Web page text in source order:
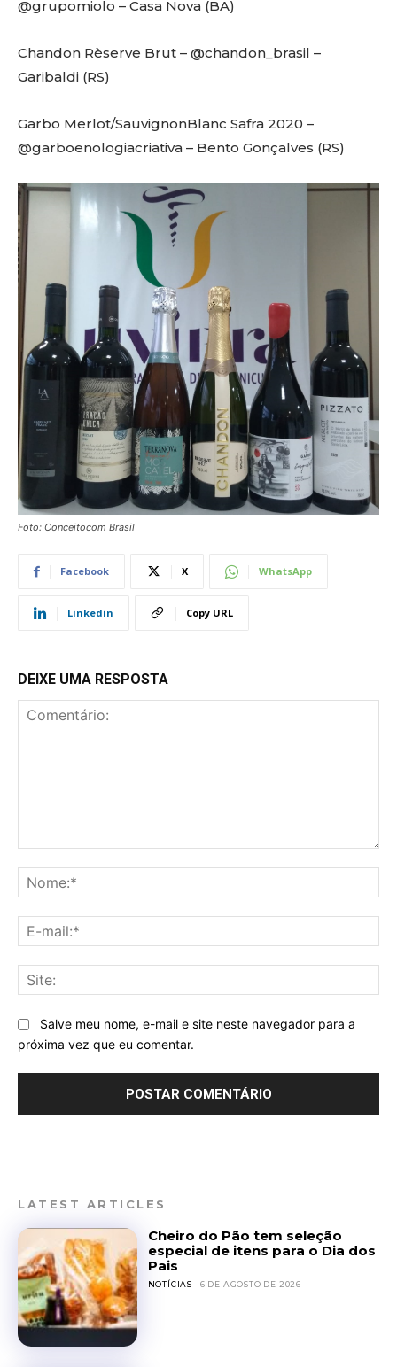
@grupomiolo – Casa Nova (BA)
Chandon Rèserve Brut – @chandon_brasil –
Garibaldi (RS)
Garbo Merlot/SauvignonBlanc Safra 2020 –
@garboenologiacriativa – Bento Gonçalves (RS)
Foto: Conceitocom Brasil
Facebook X WhatsApp
Linkedin Copy URL
DEIXE UMA RESPOSTA
Salve meu nome, e-mail e site neste navegador para a
próxima vez que eu comentar.
LATEST ARTICLES
Cheiro do Pão tem seleção
especial de itens para o Dia dos
Pais
NOTÍCIAS 6 DE AGOSTO DE 2026